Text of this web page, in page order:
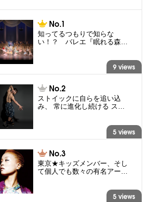
知ってるつもりで知らな
い！？ バレエ『眠れる森…
9 views
ストイックに自らを追い込
み、 常に進化し続ける ス…
5 views
東京★キッズメンバー、そし
て個人でも数々の有名アー…
5 views